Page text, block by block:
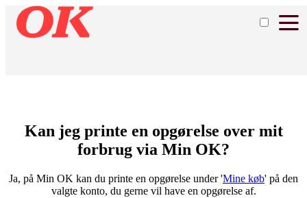
Kan jeg printe en opgørelse over mit
forbrug via Min OK?
Ja, på Min OK kan du printe en opgørelse under 'Mine køb' på den
valgte konto, du gerne vil have en opgørelse af.